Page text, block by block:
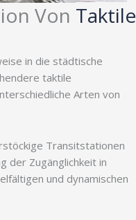
Von Taktile
in die städtische
taktile
Arten von
Transitstationen
der Zugänglichkeit in
und dynamischen